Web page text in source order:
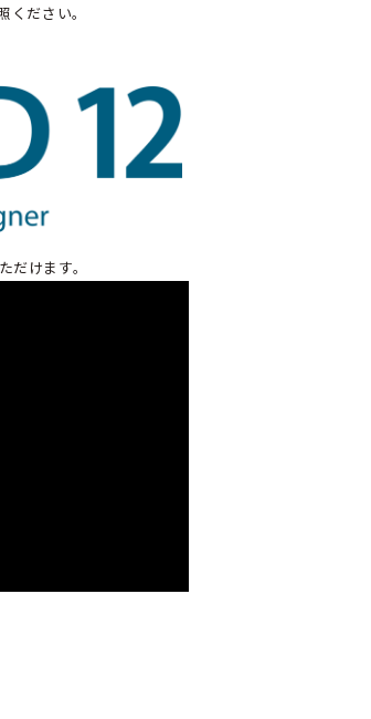
ください。
けます。